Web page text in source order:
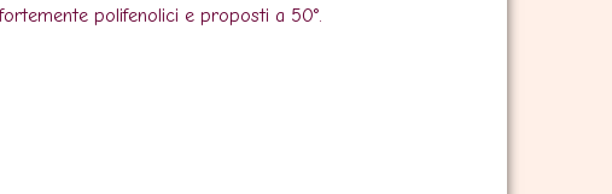
polifenolici e proposti a 50°.